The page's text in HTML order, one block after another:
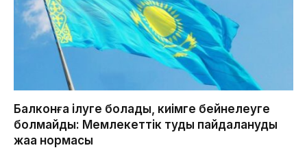
Балконға ілуге болады, киімге бейнелеуге
болмайды: Мемлекеттік туды пайдаланудың
жаңа нормасы